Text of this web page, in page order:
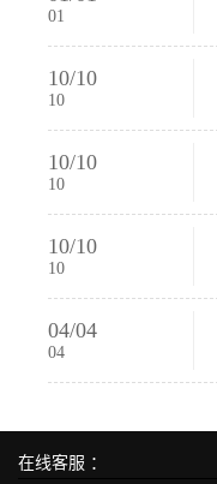
01
10/10
10
10/10
10
10/10
10
04/04
04
在线客服 ：